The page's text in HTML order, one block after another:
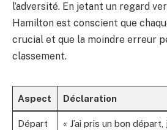
l’adversité. En jetant un regard
Hamilton est conscient que
crucial et que la moindre erreur
classement.
Aspect Déclaration
Départ
« J’ai pris un bon départ,